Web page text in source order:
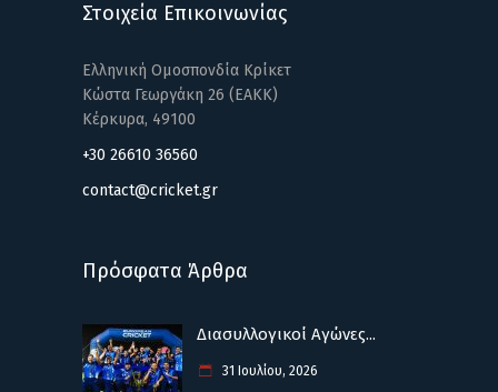
Στοιχεία Επικοινωνίας
Ελληνική Ομοσπονδία Κρίκετ
Κώστα Γεωργάκη 26 (ΕΑΚΚ)
Κέρκυρα, 49100
+30 26610 36560
contact@cricket.gr
Πρόσφατα Άρθρα
Διασυλλογικοί Αγώνες...
31 Ιουλίου, 2026